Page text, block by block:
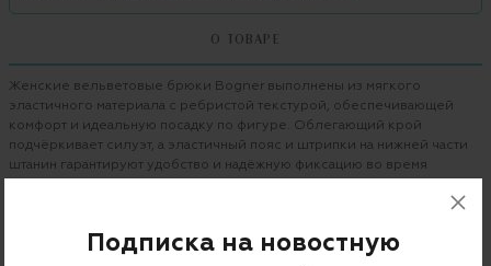
О ТОВАРЕ
Женские вельветовые брюки Bogner выполнены из мягкого
эластичного материала с ребристой текстурой, обеспечивающей
комфорт и идеальную посадку по фигуре. Облегающий крой
подчёркивает силуэт, а эластичный пояс и штрипки на нижней части
штанин гарантируют удобство и надёжную фиксацию во время
Подписка на новостную